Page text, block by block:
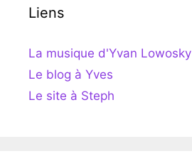
Liens
La musique d'Yvan Lowosky
Le blog à Yves
Le site à Steph